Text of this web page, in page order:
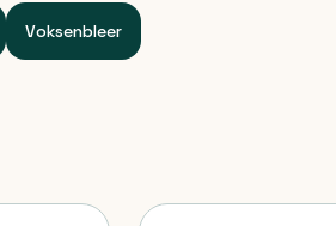
Voksenbleer